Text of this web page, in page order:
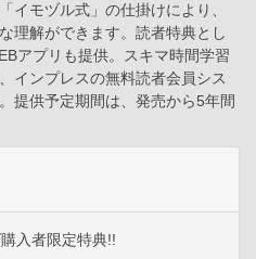
イモヅル式」の仕掛けにより、
理解ができます。読者特典とし
アプリも提供。スキマ時間学習
インプレスの無料読者会員シス
提供予定期間は、発売から5年間
入者限定特典!!